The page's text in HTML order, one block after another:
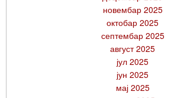
новембар 2025
октобар 2025
септембар 2025
август 2025
јул 2025
јун 2025
мај 2025